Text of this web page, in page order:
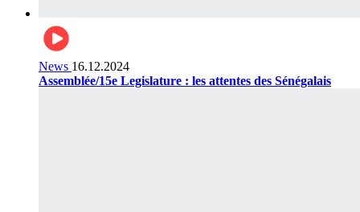
News 16.12.2024
Assemblée/15e Legislature : les attentes des Sénégalais